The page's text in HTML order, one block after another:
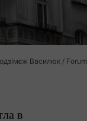
Василюк / Forum
в